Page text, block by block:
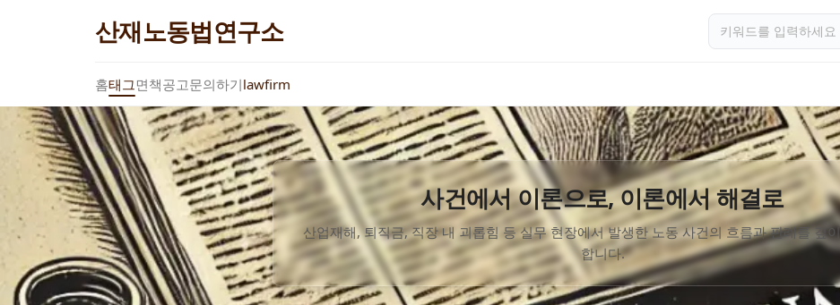
산재노동법연구소
홈태그면책공고문의하기lawfirm
사건에서 이론으로, 이론에서 해결로
산업재해, 퇴직금, 직장 내 괴롭힘 등 실무 현장에서 발생한 노동 사건의 흐름과 판례를 깊
합니다.